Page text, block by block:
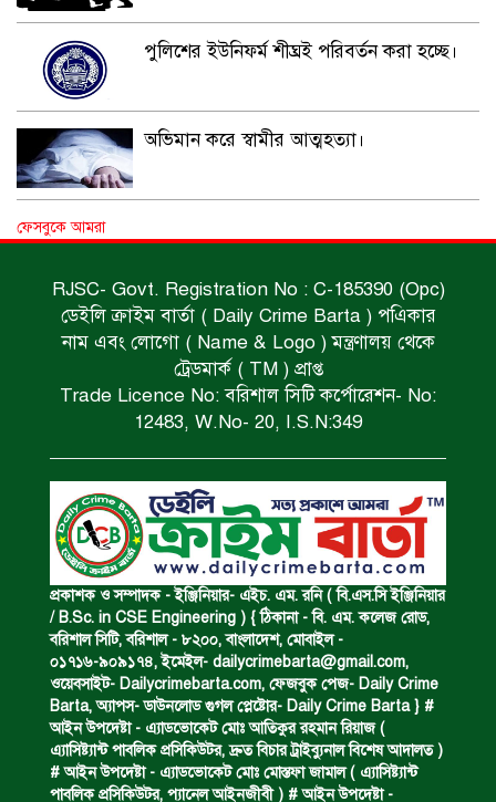
পুলিশের ইউনিফর্ম শীঘ্রই পরিবর্তন করা হচ্ছে।
অভিমান করে স্বামীর আত্মহত্যা।
বিশুদ্ধ পানির পাম্প পেল শতাধিক পরিবার।
সড়ক দুর্ঘটনায় বাসচাপায় মৃত্যুর ঘটনা।
বিজিবি’র অভিযানে ইয়াবা জব্দ।
অপহৃত রোহিঙ্গা উদ্ধার।
পানিতে ডুবে এক ছাত্রের মৃত্যু।
ঝুলন্ত মরদেহ উদ্ধার।
ফেসবুকে আমরা
RJSC- Govt. Registration No : C-185390 (Opc)
ডেইলি ক্রাইম বার্তা ( Daily Crime Barta ) পএিকার
নাম এবং লোগো ( Name & Logo ) মন্ত্রণালয় থেকে
ট্রেডমার্ক ( TM ) প্রাপ্ত
Trade Licence No: বরিশাল সিটি কর্পোরেশন- No:
12483, W.No- 20, I.S.N:349
প্রকাশক ও সম্পাদক - ইঞ্জিনিয়ার- এইচ. এম. রনি ( বি.এস.সি ইঞ্জিনিয়ার
/ B.Sc. in CSE Engineering ) { ঠিকানা - বি. এম. কলেজ রোড,
বরিশাল সিটি, বরিশাল - ৮২০০, বাংলাদেশ, মোবাইল -
০১৭১৬-৯০৯১৭৪, ইমেইল- dailycrimebarta@gmail.com,
ওয়েবসাইট- Dailycrimebarta.com, ফেজবুক পেজ- Daily Crime
Barta, অ‍্যাপস- ডাউনলোড গুগল প্লেষ্টোর- Daily Crime Barta } #
আইন উপদেষ্টা - এ্যাডভোকেট মোঃ আতিকুর রহমান রিয়াজ (
এ‍্যাসিষ্ট‍্যান্ট পাবলিক প্রসিকিউটর, দ্রুত বিচার ট্রাইব্যুনাল বিশেষ আদালত )
# আইন উপদেষ্টা - এ্যাডভোকেট মোঃ মোস্তফা জামাল ( এ‍্যাসিষ্ট‍্যান্ট
পাবলিক প্রসিকিউটর, প‍্যানেল আইনজীবী ) # আইন উপদেষ্টা -